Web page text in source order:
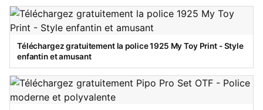
Téléchargez gratuitement la police 1925 My Toy Print - Style
enfantin et amusant